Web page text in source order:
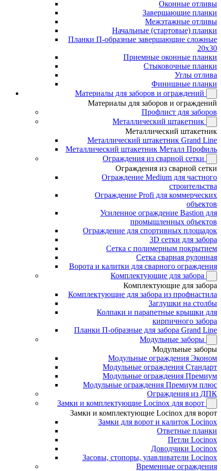
Оконные отливы
Завершающие планки
Межэтажные отливы
Начальные (стартовые) планки
Планки П-образные завершающие сложные
20x30
Приемные оконные планки
Стыковочные планки
Углы отлива
Финишные планки
Материалы для заборов и ограждений
Материалы для заборов и ограждений
Профлист для заборов
Металлический штакетник
Металлический штакетник
Металлический штакетник Grand Line
Металлический штакетник Металл Профиль
Ограждения из сварной сетки
Ограждения из сварной сетки
Ограждение Medium для частного
строительства
Ограждение Profi для коммерческих
объектов
Усиленное ограждение Bastion для
промышленных объектов
Ограждение для спортивных площадок
3D сетки для забора
Сетка с полимерным покрытием
Сетка сварная рулонная
Ворота и калитки для сварного ограждения
Комплектующие для забора
Комплектующие для забора
Комплектующие для забора из профнастила
Заглушки на столбы
Колпаки и парапетные крышки для
кирпичного забора
Планки П-образные для забора Grand Line
Модульные заборы
Модульные заборы
Модульные ограждения Эконом
Модульные ограждения Стандарт
Модульные ограждения Премиум
Модульные ограждения Премиум плюс
Ограждения из ДПК
Замки и комплектующие Locinox для ворот
Замки и комплектующие Locinox для ворот
Замки для ворот и калиток Locinox
Ответные планки
Петли Locinox
Доводчики Locinox
Засовы, стопоры, улавливатели Locinox
Временные ограждения